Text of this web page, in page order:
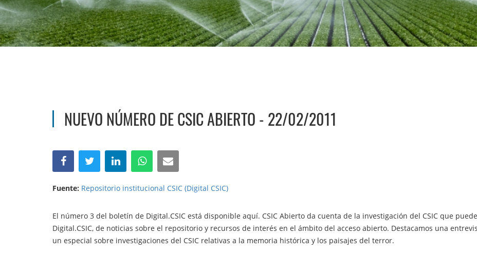
NUEVO NÚMERO DE CSIC ABIERTO - 22/02/2011
Fuente: Repositorio institucional CSIC (Digital CSIC)
El número 3 del boletín de Digital.CSIC está disponible aquí. CSIC Abierto da cuenta de la investigación del CSIC que
Digital.CSIC, de noticias sobre el repositorio y recursos de interés en el ámbito del acceso abierto. Destacamos una
un especial sobre investigaciones del CSIC relativas a la memoria histórica y los paisajes del terror.